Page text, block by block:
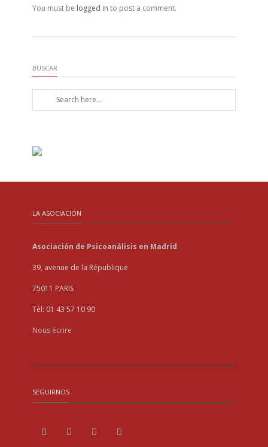
You must be logged in to post a comment.
BUSCAR
LA ASOCIACIÓN
Asociación de Psicoanálisis en Madrid
39, avenue de la République
75011 PARIS
Tél: 01 43 57 10 90
Nous écrire
SEGUIRNOS